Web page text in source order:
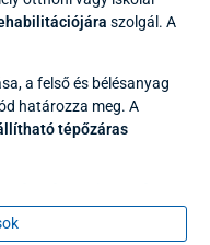
szolgál. A
a felső és bélésanyag
határozza meg. A
tépőzáras